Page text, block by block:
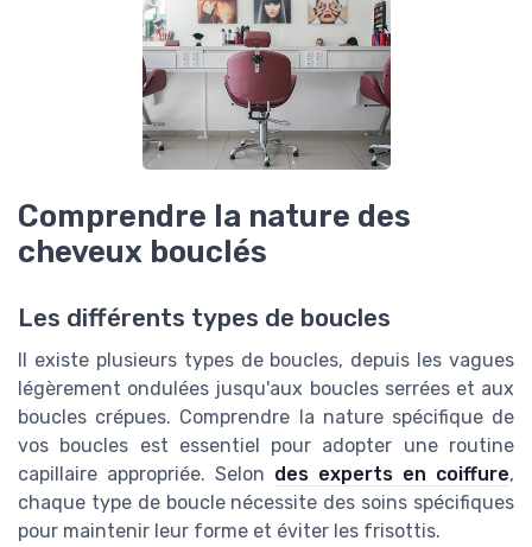
Comprendre la nature des
cheveux bouclés
Les différents types de boucles
Il existe plusieurs types de boucles, depuis les vagues
légèrement ondulées jusqu'aux boucles serrées et aux
boucles crépues. Comprendre la nature spécifique de
vos boucles est essentiel pour adopter une routine
capillaire appropriée. Selon des experts en coiffure,
chaque type de boucle nécessite des soins spécifiques
pour maintenir leur forme et éviter les frisottis.